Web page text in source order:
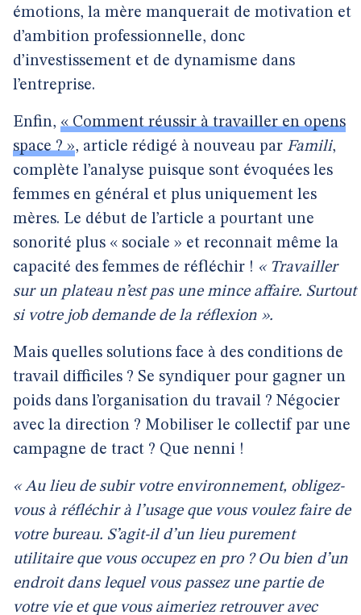
émotions, la mère manquerait de motivation et
d’ambition professionnelle, donc
d’investissement et de dynamisme dans
l’entreprise.
Enfin, « Comment réussir à travailler en opens
space ? », article rédigé à nouveau par Famili,
complète l’analyse puisque sont évoquées les
femmes en général et plus uniquement les
mères. Le début de l’article a pourtant une
sonorité plus « sociale » et reconnait même la
capacité des femmes de réfléchir ! « Travailler
sur un plateau n’est pas une mince affaire. Surtout
si votre job demande de la réflexion ».
Mais quelles solutions face à des conditions de
travail difficiles ? Se syndiquer pour gagner un
poids dans l’organisation du travail ? Négocier
avec la direction ? Mobiliser le collectif par une
campagne de tract ? Que nenni !
« Au lieu de subir votre environnement, obligez-
vous à réfléchir à l’usage que vous voulez faire de
votre bureau. S’agit-il d’un lieu purement
utilitaire que vous occupez en pro ? Ou bien d’un
endroit dans lequel vous passez une partie de
votre vie et que vous aimeriez retrouver avec